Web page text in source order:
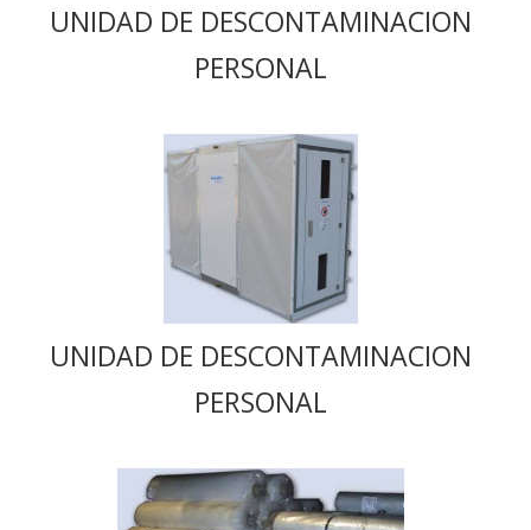
UNIDAD DE DESCONTAMINACION
PERSONAL
UNIDAD DE DESCONTAMINACION
PERSONAL